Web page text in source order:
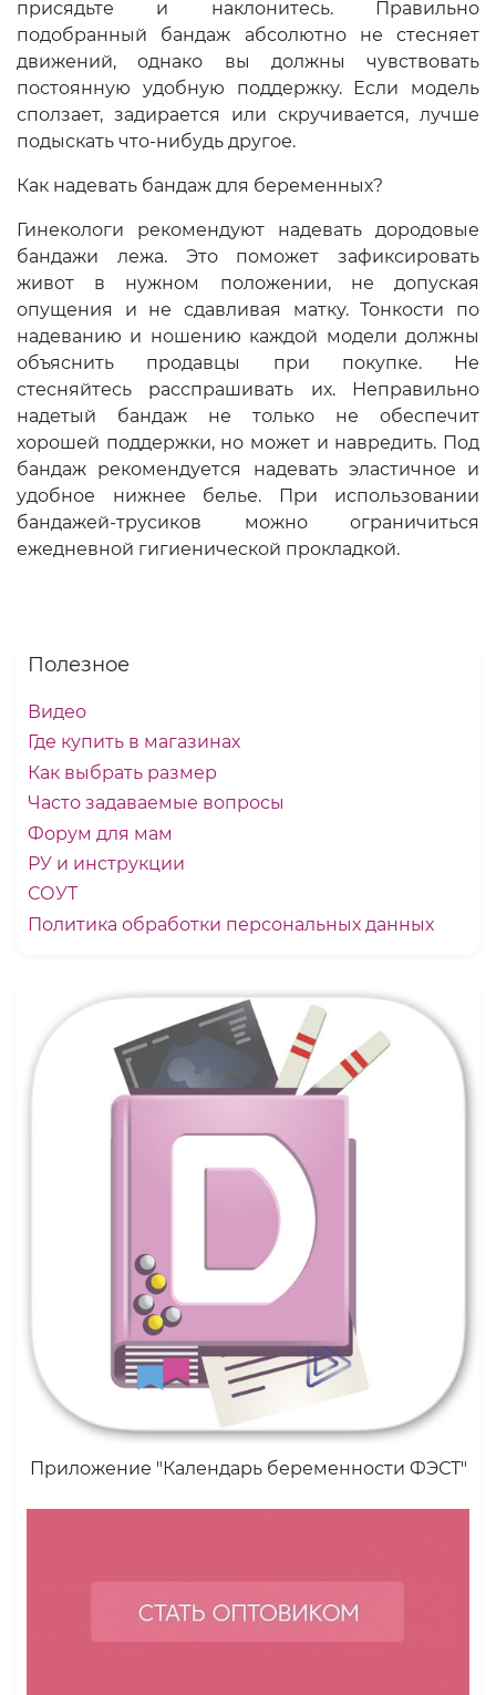
присядьте и наклонитесь. Правильно
подобранный бандаж абсолютно не стесняет
движений, однако вы должны чувствовать
постоянную удобную поддержку. Если модель
сползает, задирается или скручивается, лучше
подыскать что-нибудь другое.
Как надевать бандаж для беременных?
Гинекологи рекомендуют надевать дородовые
бандажи лежа. Это поможет зафиксировать
живот в нужном положении, не допуская
опущения и не сдавливая матку. Тонкости по
надеванию и ношению каждой модели должны
объяснить продавцы при покупке. Не
стесняйтесь расспрашивать их. Неправильно
надетый бандаж не только не обеспечит
хорошей поддержки, но может и навредить. Под
бандаж рекомендуется надевать эластичное и
удобное нижнее белье. При использовании
бандажей-трусиков можно ограничиться
ежедневной гигиенической прокладкой.
Полезное
Видео
Где купить в магазинах
Как выбрать размер
Часто задаваемые вопросы
Форум для мам
РУ и инструкции
СОУТ
Политика обработки персональных данных
Приложение "Календарь беременности ФЭСТ"